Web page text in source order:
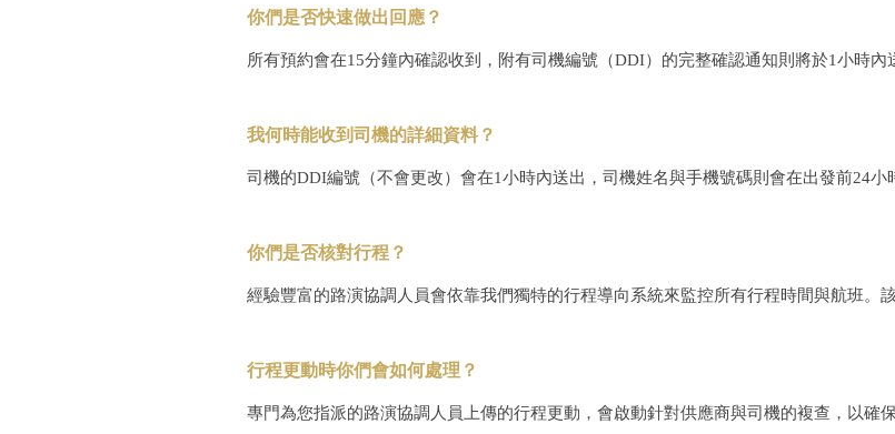
你們是否快速做出回應？
所有預約會在15分鐘內確認收到，附有司機編號（DDI）的完整確認通知則將於1小時內
我何時能收到司機的詳細資料？
司機的DDI編號（不會更改）會在1小時內送出，司機姓名與手機號碼則會在出發前24小
你們是否核對行程？
經驗豐富的路演協調人員會依靠我們獨特的行程導向系統來監控所有行程時間與航班。
行程更動時你們會如何處理？
專門為您指派的路演協調人員上傳的行程更動，會啟動針對供應商與司機的複查，以確